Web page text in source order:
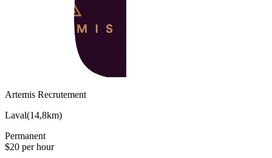
Artemis Recrutement
Laval(14,8km)
Permanent
$20 per hour